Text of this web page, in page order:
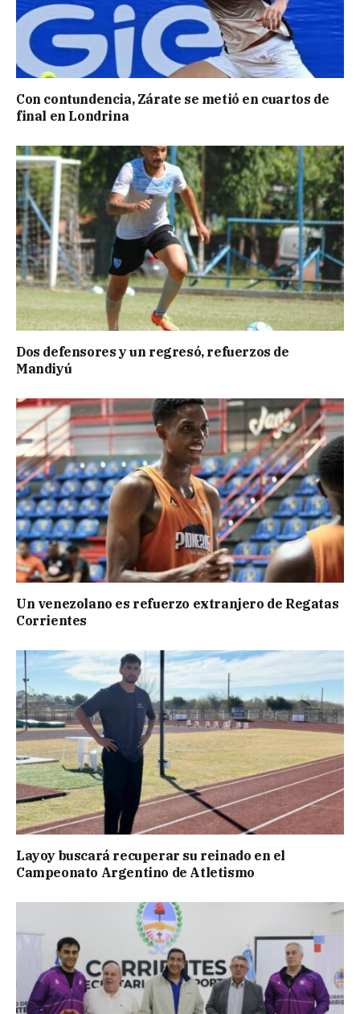
Con contundencia, Zárate se metió en cuartos de
final en Londrina
Dos defensores y un regresó, refuerzos de
Mandiyú
Un venezolano es refuerzo extranjero de Regatas
Corrientes
Layoy buscará recuperar su reinado en el
Campeonato Argentino de Atletismo